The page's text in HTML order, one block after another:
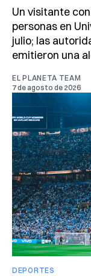
Un visitante
personas en
julio; las
emitieron una
EL PLANETA TEAM
7 de agosto de 2026
DEPORTES